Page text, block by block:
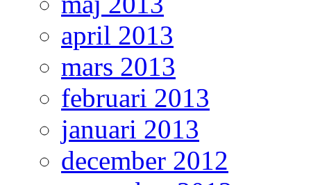
april 2013
mars 2013
februari 2013
januari 2013
december 2012